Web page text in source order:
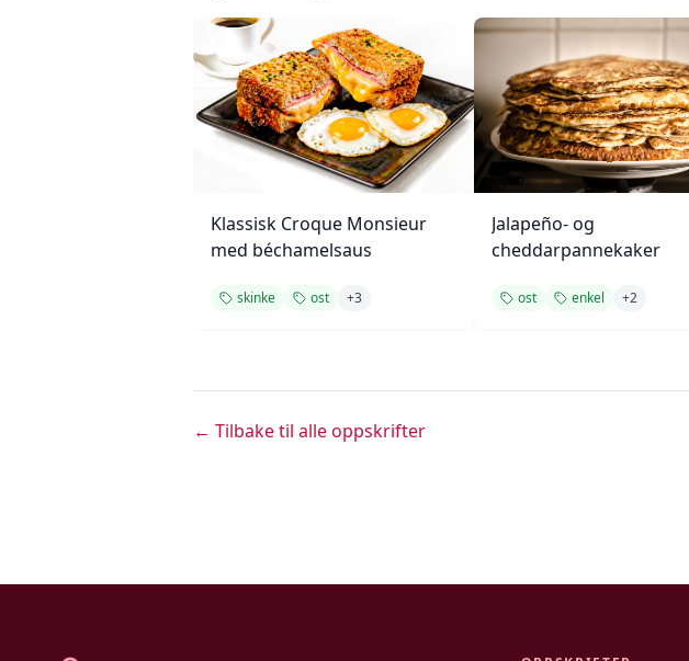
Klassisk Croque Monsieur
med béchamelsaus
skinke ost +3
Jalapeño- og
cheddarpannekaker
ost enkel +2
← Tilbake til alle oppskrifter